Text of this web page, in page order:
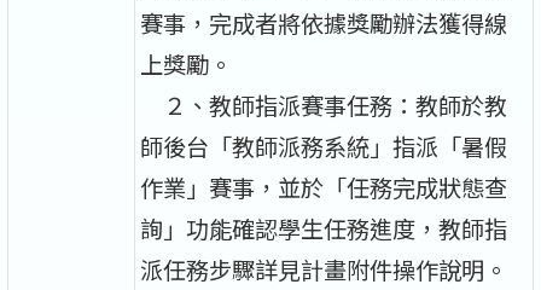
賽事，完成者將依據獎勵辦法獲得線
上獎勵。
２、教師指派賽事任務：教師於教
師後台「教師派務系統」指派「暑假
作業」賽事，並於「任務完成狀態查
詢」功能確認學生任務進度，教師指
派任務步驟詳見計畫附件操作說明。